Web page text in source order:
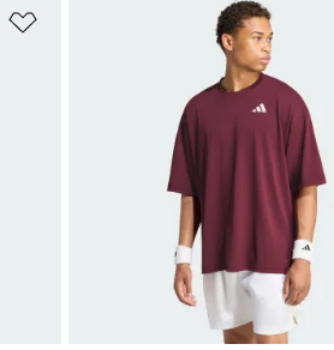
Přidat do seznamu přání